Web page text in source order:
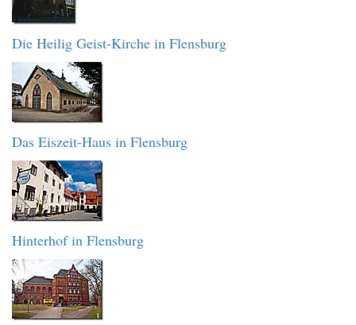
Die Heilig Geist-Kirche in Flensburg
Das Eiszeit-Haus in Flensburg
Hinterhof in Flensburg